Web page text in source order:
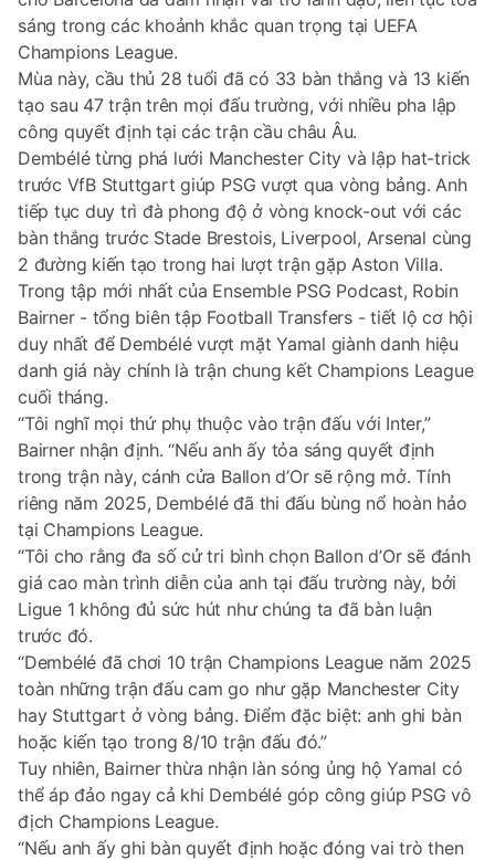
sáng trong các khoảnh khắc quan trọng tại UEFA
Champions League.
Mùa này, cầu thủ 28 tuổi đã có 33 bàn thắng và 13 kiến
tạo sau 47 trận trên mọi đấu trường, với nhiều pha lập
công quyết định tại các trận cầu châu Âu.
Dembélé từng phá lưới Manchester City và lập hat-trick
trước VfB Stuttgart giúp PSG vượt qua vòng bảng. Anh
tiếp tục duy trì đà phong độ ở vòng knock-out với các
bàn thắng trước Stade Brestois, Liverpool, Arsenal cùng
2 đường kiến tạo trong hai lượt trận gặp Aston Villa.
Trong tập mới nhất của Ensemble PSG Podcast, Robin
Bairner - tổng biên tập Football Transfers - tiết lộ cơ hội
duy nhất để Dembélé vượt mặt Yamal giành danh hiệu
danh giá này chính là trận chung kết Champions League
cuối tháng.
“Tôi nghĩ mọi thứ phụ thuộc vào trận đấu với Inter,”
Bairner nhận định. “Nếu anh ấy tỏa sáng quyết định
trong trận này, cánh cửa Ballon d’Or sẽ rộng mở. Tính
riêng năm 2025, Dembélé đã thi đấu bùng nổ hoàn hảo
tại Champions League.
“Tôi cho rằng đa số cử tri bình chọn Ballon d’Or sẽ đánh
giá cao màn trình diễn của anh tại đấu trường này, bởi
Ligue 1 không đủ sức hút như chúng ta đã bàn luận
trước đó.
“Dembélé đã chơi 10 trận Champions League năm 2025
toàn những trận đấu cam go như gặp Manchester City
hay Stuttgart ở vòng bảng. Điểm đặc biệt: anh ghi bàn
hoặc kiến tạo trong 8/10 trận đấu đó.”
Tuy nhiên, Bairner thừa nhận làn sóng ủng hộ Yamal có
thể áp đảo ngay cả khi Dembélé góp công giúp PSG vô
địch Champions League.
“Nếu anh ấy ghi bàn quyết định hoặc đóng vai trò then